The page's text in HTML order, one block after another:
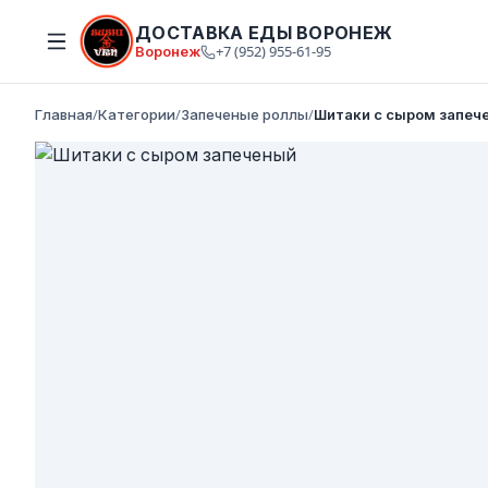
ДОСТАВКА ЕДЫ ВОРОНЕЖ
Воронеж +7 (952) 955-61-95
Главная/Категории/Запеченые роллы/Шитаки с сыром